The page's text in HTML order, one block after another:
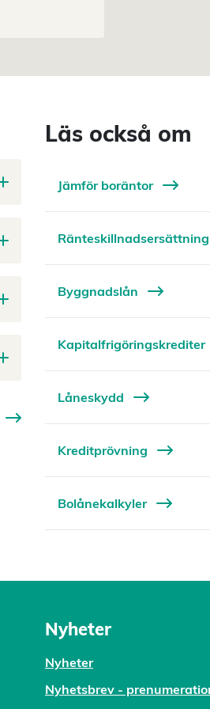
Läs också om
Jämför boräntor
Byggnadslån
Kapitalfrigöringskrediter
Låneskydd
Kreditprövning
Bolånekalkyler
Nyheter
Nyheter
Nyhetsbrev -